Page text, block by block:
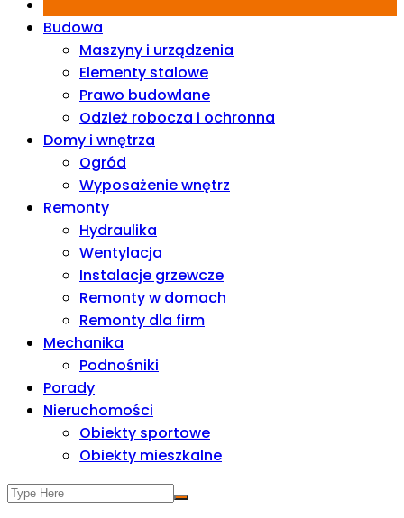
Budowa
Maszyny i urządzenia
Elementy stalowe
Prawo budowlane
Odzież robocza i ochronna
Domy i wnętrza
Ogród
Wyposażenie wnętrz
Remonty
Hydraulika
Wentylacja
Instalacje grzewcze
Remonty w domach
Remonty dla firm
Mechanika
Podnośniki
Porady
Nieruchomości
Obiekty sportowe
Obiekty mieszkalne